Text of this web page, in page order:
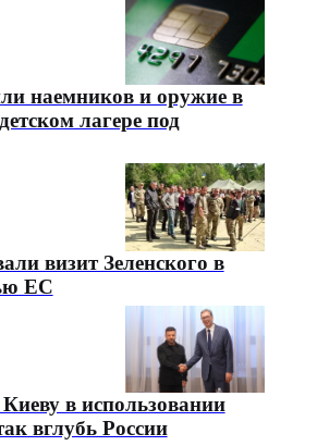
наемников и оружие в
лагере под
визит Зеленского в
ЕС
в использовании
вглубь России